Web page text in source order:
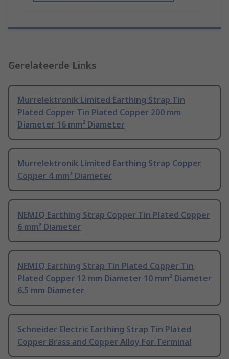
Gerelateerde Links
Murrelektronik Limited Earthing Strap Tin
Plated Copper Tin Plated Copper 200 mm
Diameter 16 mm² Diameter
Murrelektronik Limited Earthing Strap Copper
Copper 4 mm² Diameter
NEMIQ Earthing Strap Copper Tin Plated Copper
6 mm² Diameter
NEMIQ Earthing Strap Tin Plated Copper Tin
Plated Copper 12 mm Diameter 10 mm² Diameter
6.5 mm Diameter
Schneider Electric Earthing Strap Tin Plated
Copper Brass and Copper Alloy For Terminal